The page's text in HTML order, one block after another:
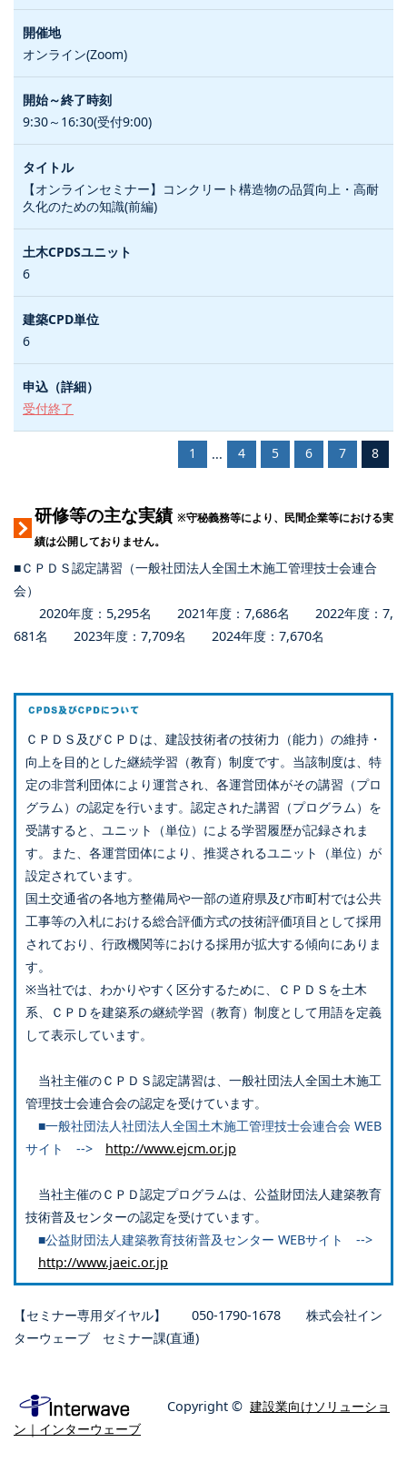
オンライン(Zoom)
9:30～16:30(受付9:00)
【オンラインセミナー】コンクリート構造物の品質向上・高耐
久化のための知識(前編)
6
6
受付終了
1 ... 4 5 6 7 8
研修等の主な実績 ※守秘義務等により、民間企業等における実
績は公開しておりません。
■ＣＰＤＳ認定講習（一般社団法人全国土木施工管理技士会連合
会）
2020年度：5,295名 2021年度：7,686名 2022年度：7,
681名 2023年度：7,709名 2024年度：7,670名
ＣＰＤＳ及びＣＰＤは、建設技術者の技術力（能力）の維持・
向上を目的とした継続学習（教育）制度です。当該制度は、特
定の非営利団体により運営され、各運営団体がその講習（プロ
グラム）の認定を行います。認定された講習（プログラム）を
受講すると、ユニット（単位）による学習履歴が記録されま
す。また、各運営団体により、推奨されるユニット（単位）が
設定されています。
国土交通省の各地方整備局や一部の道府県及び市町村では公共
工事等の入札における総合評価方式の技術評価項目として採用
されており、行政機関等における採用が拡大する傾向にありま
す。
※当社では、わかりやすく区分するために、ＣＰＤＳを土木
系、ＣＰＤを建築系の継続学習（教育）制度として用語を定義
して表示しています。
当社主催のＣＰＤＳ認定講習は、一般社団法人全国土木施工
管理技士会連合会の認定を受けています。
■一般社団法人社団法人全国土木施工管理技士会連合会 WEB
サイト --> http://www.ejcm.or.jp
当社主催のＣＰＤ認定プログラムは、公益財団法人建築教育
技術普及センターの認定を受けています。
■公益財団法人建築教育技術普及センター WEBサイト -->
http://www.jaeic.or.jp
【セミナー専用ダイヤル】 050-1790-1678 株式会社イン
ターウェーブ セミナー課(直通)
Copyright © 建設業向けソリューショ
ン｜インターウェーブ